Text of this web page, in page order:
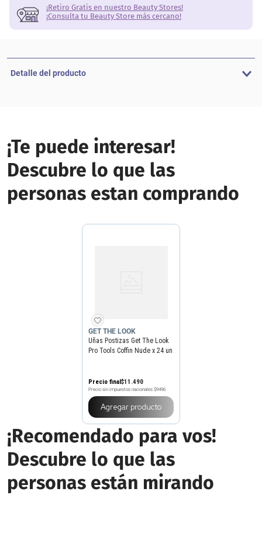
¡Retiro Gratis en nuestro Beauty Stores!
¡Consulta tu Beauty Store más cercano!
Detalle del producto
¡Te puede interesar!
Descubre lo que las
personas estan comprando
GET THE LOOK
Uñas Postizas Get The Look
Pro Tools Coffin Nude x 24 un
Precio final$11 .490
Precio sin impuestos nacionales $9496
Agregar producto
¡Recomendado para vos!
Descubre lo que las
personas están mirando